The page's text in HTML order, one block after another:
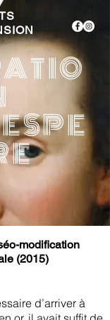
modification
(2015)
d’arriver à